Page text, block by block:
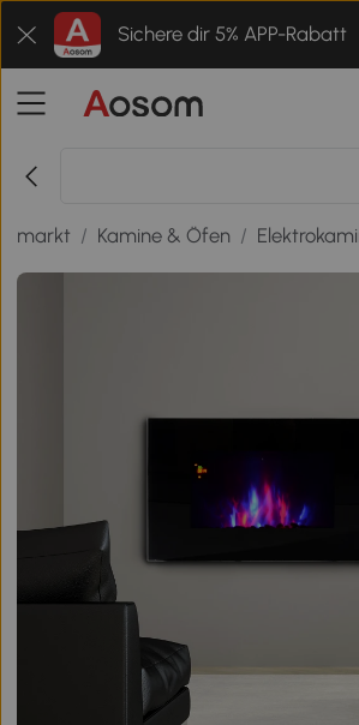
Sichere dir 5% APP-Rabatt
/ Kamine & Öfen /